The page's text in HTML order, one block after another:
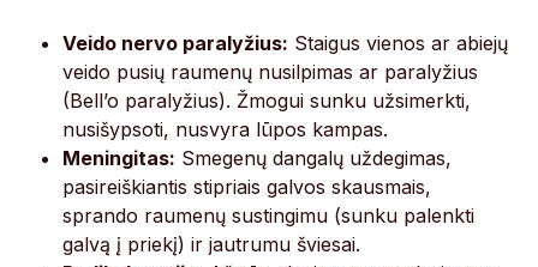
Veido nervo paralyžius: Staigus vienos ar abiejų
veido pusių raumenų nusilpimas ar paralyžius
(Bell’o paralyžius). Žmogui sunku užsimerkti,
nusišypsoti, nusvyra lūpos kampas.
Meningitas: Smegenų dangalų uždegimas,
pasireiškiantis stipriais galvos skausmais,
sprando raumenų sustingimu (sunku palenkti
galvą į priekį) ir jautrumu šviesai.